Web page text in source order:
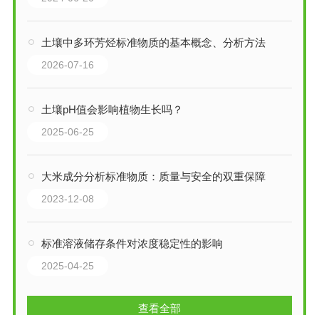
土壤中多环芳烃标准物质的基本概念、分析方法
2026-07-16
土壤pH值会影响植物生长吗？
2025-06-25
大米成分分析标准物质：质量与安全的双重保障
2023-12-08
标准溶液储存条件对浓度稳定性的影响
2025-04-25
查看全部